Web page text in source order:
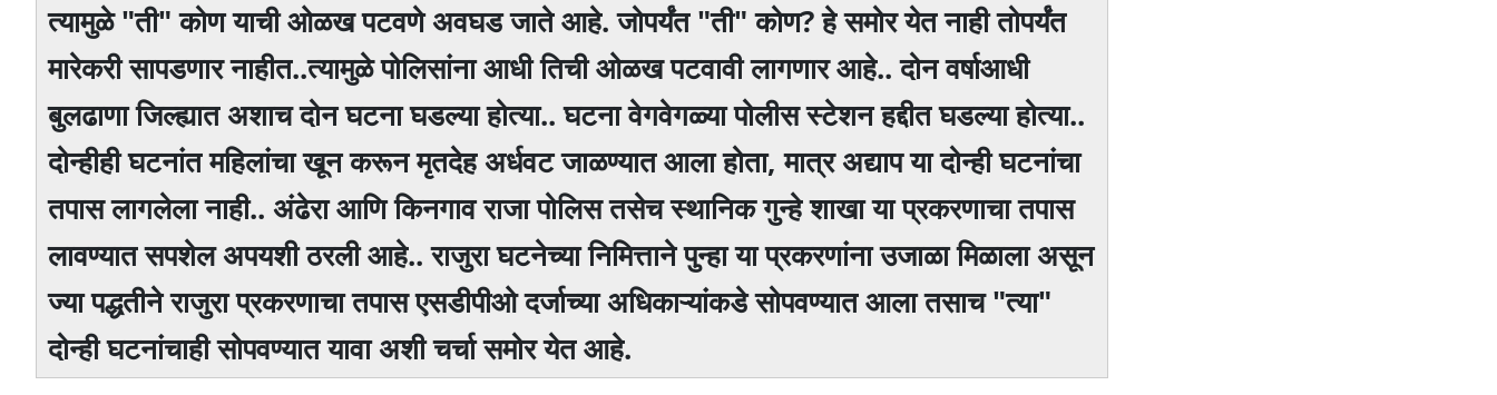
त्यामुळे "ती" कोण याची ओळख पटवणे अवघड जाते आहे. जोपर्यंत "ती" कोण? हे समोर येत नाही तोपर्यंत
मारेकरी सापडणार नाहीत..त्यामुळे पोलिसांना आधी तिची ओळख पटवावी लागणार आहे.. दोन वर्षाआधी
बुलढाणा जिल्ह्यात अशाच दोन घटना घडल्या होत्या.. घटना वेगवेगळ्या पोलीस स्टेशन हद्दीत घडल्या होत्या..
दोन्हीही घटनांत महिलांचा खून करून मृतदेह अर्धवट जाळण्यात आला होता, मात्र अद्याप या दोन्ही घटनांचा
तपास लागलेला नाही.. अंढेरा आणि किनगाव राजा पोलिस तसेच स्थानिक गुन्हे शाखा या प्रकरणाचा तपास
लावण्यात सपशेल अपयशी ठरली आहे.. राजुरा घटनेच्या निमित्ताने पुन्हा या प्रकरणांना उजाळा मिळाला असून
ज्या पद्धतीने राजुरा प्रकरणाचा तपास एसडीपीओ दर्जाच्या अधिकाऱ्यांकडे सोपवण्यात आला तसाच "त्या"
दोन्ही घटनांचाही सोपवण्यात यावा अशी चर्चा समोर येत आहे.